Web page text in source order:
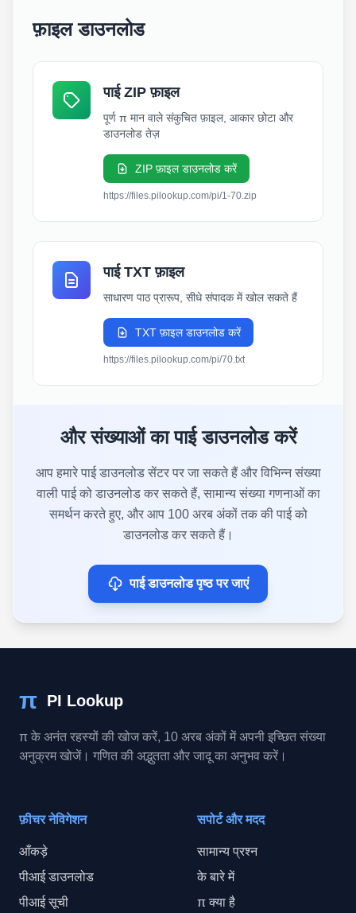
फ़ाइल डाउनलोड
पाई ZIP फ़ाइल
पूर्ण π मान वाले संकुचित फ़ाइल, आकार छोटा और
डाउनलोड तेज़
ZIP फ़ाइल डाउनलोड करें
https://files.pilookup.com/pi/1-70.zip
पाई TXT फ़ाइल
साधारण पाठ प्रारूप, सीधे संपादक में खोल सकते हैं
TXT फ़ाइल डाउनलोड करें
https://files.pilookup.com/pi/70.txt
और संख्याओं का पाई डाउनलोड करें
आप हमारे पाई डाउनलोड सेंटर पर जा सकते हैं और विभिन्न संख्या
वाली पाई को डाउनलोड कर सकते हैं, सामान्य संख्या गणनाओं का
समर्थन करते हुए, और आप 100 अरब अंकों तक की पाई को
डाउनलोड कर सकते हैं।
पाई डाउनलोड पृष्ठ पर जाएं
π PI Lookup
π के अनंत रहस्यों की खोज करें, 10 अरब अंकों में अपनी इच्छित संख्या
अनुक्रम खोजें। गणित की अद्भुतता और जादू का अनुभव करें।
फ़ीचर नेविगेशन
आँकड़े
पीआई डाउनलोड
पीआई सूची
सपोर्ट और मदद
सामान्य प्रश्न
के बारे में
π क्या है